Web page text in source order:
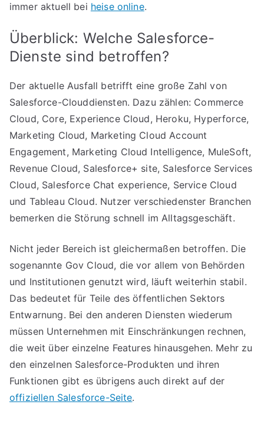
immer aktuell bei heise online.
Überblick: Welche Salesforce-
Dienste sind betroffen?
Der aktuelle Ausfall betrifft eine große Zahl von
Salesforce-Clouddiensten. Dazu zählen: Commerce
Cloud, Core, Experience Cloud, Heroku, Hyperforce,
Marketing Cloud, Marketing Cloud Account
Engagement, Marketing Cloud Intelligence, MuleSoft,
Revenue Cloud, Salesforce+ site, Salesforce Services
Cloud, Salesforce Chat experience, Service Cloud
und Tableau Cloud. Nutzer verschiedenster Branchen
bemerken die Störung schnell im Alltagsgeschäft.
Nicht jeder Bereich ist gleichermaßen betroffen. Die
sogenannte Gov Cloud, die vor allem von Behörden
und Institutionen genutzt wird, läuft weiterhin stabil.
Das bedeutet für Teile des öffentlichen Sektors
Entwarnung. Bei den anderen Diensten wiederum
müssen Unternehmen mit Einschränkungen rechnen,
die weit über einzelne Features hinausgehen. Mehr zu
den einzelnen Salesforce-Produkten und ihren
Funktionen gibt es übrigens auch direkt auf der
offiziellen Salesforce-Seite.